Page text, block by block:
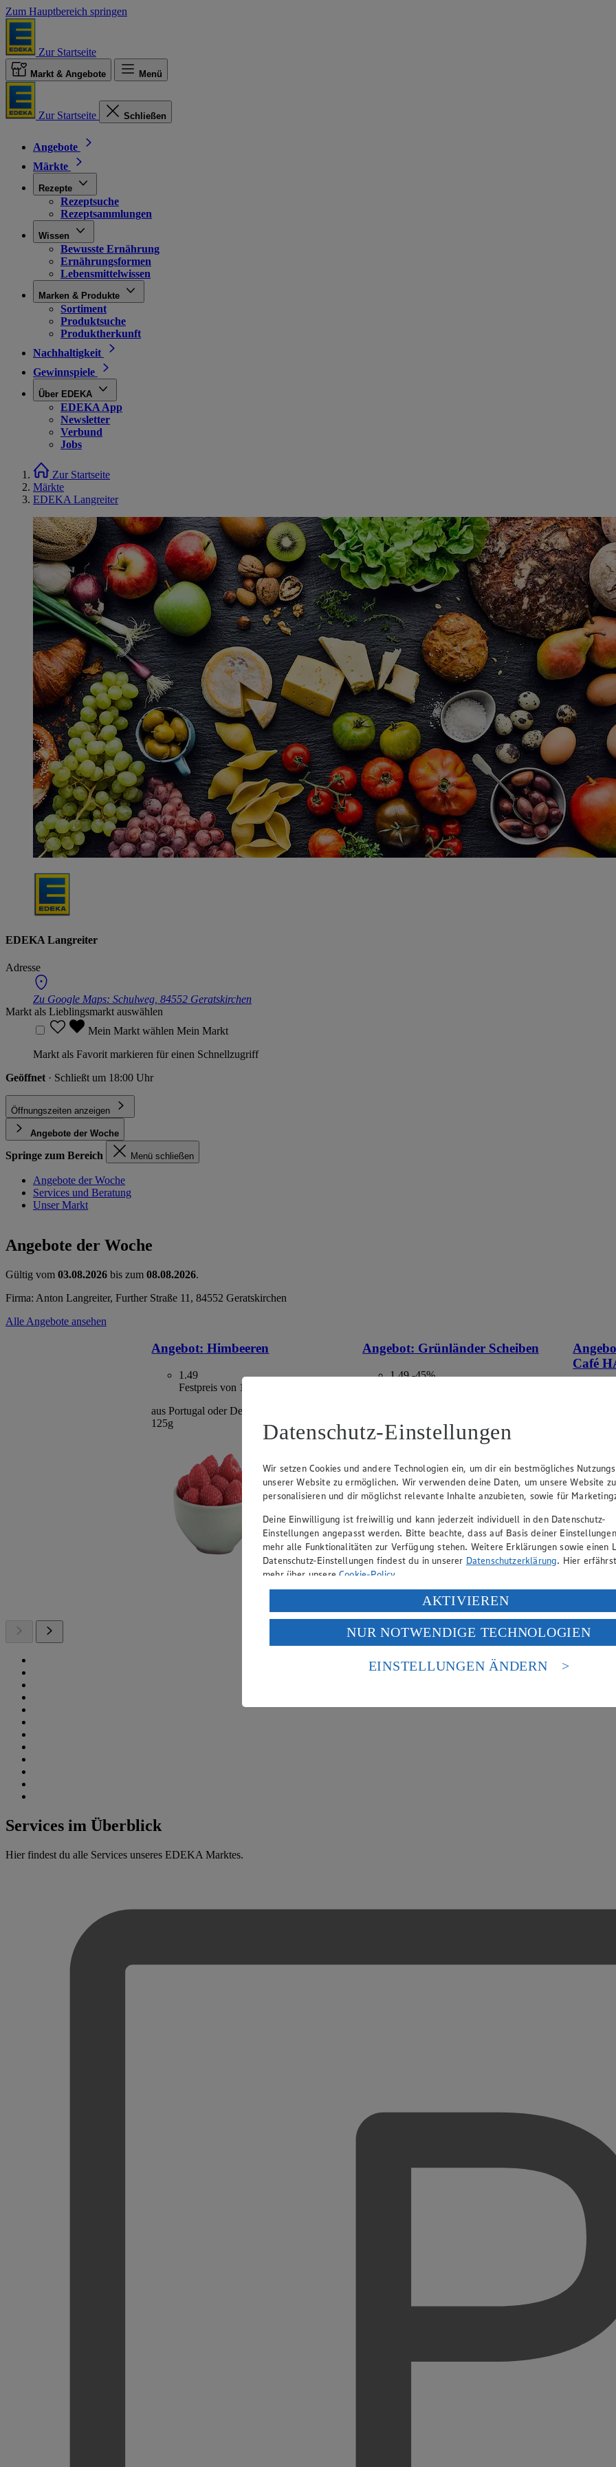
Zum Hauptbereich springen
Zur Startseite
Markt & Angebote Menü
Zur Startseite Schließen
Angebote
Märkte
Rezepte
Rezeptsuche
Rezeptsammlungen
Wissen
Bewusste Ernährung
Ernährungsformen
Lebensmittelwissen
Marken & Produkte
Sortiment
Produktsuche
Produktherkunft
Nachhaltigkeit
Gewinnspiele
Über EDEKA
EDEKA App
Newsletter
Verbund
Jobs
Zur Startseite
Märkte
EDEKA Langreiter
EDEKA Langreiter
Adresse
Zu Google Maps: Schulweg, 84552 Geratskirchen
Markt als Lieblingsmarkt auswählen
Mein Markt wählen Mein Markt
Markt als Favorit markieren für einen Schnellzugriff
Geöffnet · Schließt um 18:00 Uhr
Öffnungszeiten anzeigen
Angebote der Woche
Springe zum Bereich Menü schließen
Angebote der Woche
Services und Beratung
Unser Markt
Angebote der Woche
Gültig vom 03.08.2026 bis zum 08.08.2026.
Firma: Anton Langreiter, Further Straße 11, 84552 Geratskirchen
Alle Angebote ansehen
Angebot: Himbeeren
1.49
Festpreis von 1.49€
aus Portugal oder Deutschland, Klasse I,
125g
Angebot: Grünländer Scheiben
1.49 -45%
versch. Sorten und Fettstufen, 100g - 140g
Café
versch.
500g
Services im Überblick
Hier findest du alle Services unseres EDEKA Marktes.
Datenschutz-Einstellungen
Wir setzen Cookies und andere Technologien ein, um dir ein bestmögliches
unserer Website zu ermöglichen. Wir verwenden deine Daten, um unsere Website zu
personalisieren und dir möglichst relevante Inhalte anzubieten, sowie für
Deine Einwilligung ist freiwillig und kann jederzeit individuell in den Datenschutz-
Einstellungen angepasst werden. Bitte beachte, dass auf Basis deiner
mehr alle Funktionalitäten zur Verfügung stehen. Weitere Erklärungen sowie einen
Datenschutz-Einstellungen findest du in unserer Datenschutzerklärung. Hier
mehr über unsereCookie-Policy.
Verarbeitung deiner personenbezogenen Daten in den USA durch Facebook und
Wenn du auf „Aktivieren“ klickst, willigst du im Sinne des Art. 49 Abs. 1 Satz 1 lit.
ein, dass deine Daten in den USA verarbeitet werden. Der EuGH sieht die USA als
einem nach europäischen Standards nicht angemessenen Datenschutzniveau an. Es
Risiko eines Zugriffs durch US-amerikanische Behörden.
AKTIVIEREN
NUR NOTWENDIGE TECHNOLOGIEN
EINSTELLUNGEN ÄNDERN